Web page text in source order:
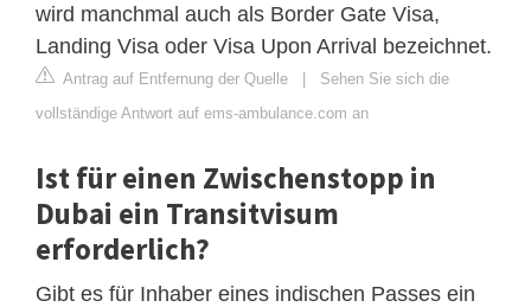
wird manchmal auch als Border Gate Visa,
Landing Visa oder Visa Upon Arrival bezeichnet.
Antrag auf Entfernung der Quelle | Sehen Sie sich die
vollständige Antwort auf ems-ambulance.com an
Ist für einen Zwischenstopp in
Dubai ein Transitvisum
erforderlich?
Gibt es für Inhaber eines indischen Passes ein